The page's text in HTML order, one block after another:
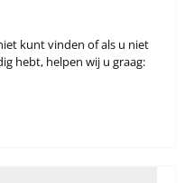
kunt vinden of als u niet
hebt, helpen wij u graag: